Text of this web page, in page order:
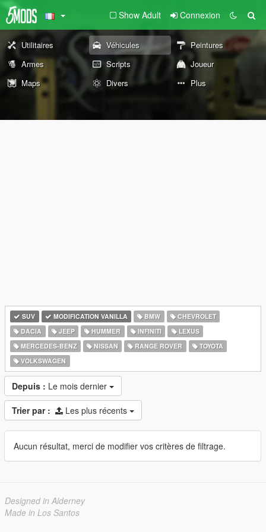
Show Adult Connexion
Utilitaires Véhicules
Peintures
Armes
Scripts
Joueur
Maps
Divers Plus
SUV MODIFICATION VANILLA BMW
CHEVROLET
DACIA
JEEP HUMMER INFINITI
LEXUS
MERCEDES-BENZ
NISSAN RANGE ROVER
TOYOTA
VOLKSWAGEN
Depuis : Le mois dernier
Trier par : Les plus récents
Aucun résultat, merci de modifier vos critères de filtrage.
Designed in Alderney
Made in Los Santos